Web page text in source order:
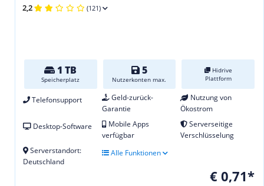
2,2 (121)
1 TB
Speicherplatz
5
Nutzerkonten max.
Hidrive
Plattform
Telefonsupport
Geld-zurück-
Garantie
Nutzung von
Ökostrom
Desktop-Software
Mobile Apps
verfügbar
Serverseitige
Verschlüsselung
Serverstandort:
Deutschland
Alle Funktionen
€ 0,71*